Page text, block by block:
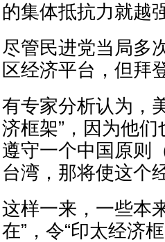
的集体抵抗力就越
尽管民进党当局多
区经济平台，但拜
有专家分析认为，
济框架”，因为他
遵守一个中国原则
台湾，那将使这个
这样一来，一些本
在”，令“印太经济